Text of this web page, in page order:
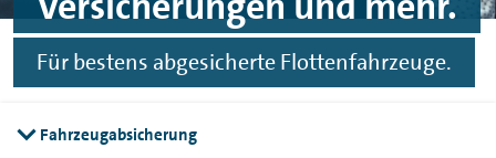
Für bestens abgesicherte Flottenfahrzeuge.
Fahrzeugabsicherung